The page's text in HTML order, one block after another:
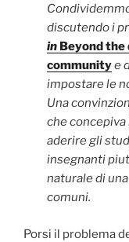
discutendo i
in Beyond
communitye
impostare le
Una
che
aderire gli
insegnanti
naturale di
comuni.
Porsi il problema